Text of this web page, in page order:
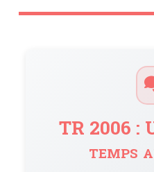
TR 2006 :
temps